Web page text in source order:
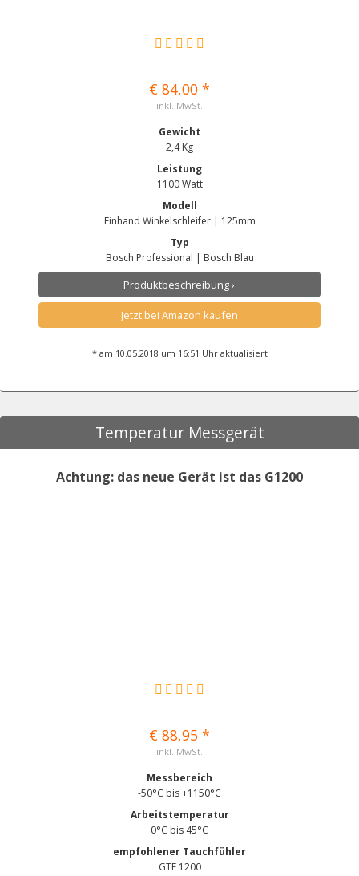
€ 84,00 *
inkl. MwSt.
Gewicht
2,4 Kg
Leistung
1100 Watt
Modell
Einhand Winkelschleifer | 125mm
Typ
Bosch Professional | Bosch Blau
Produktbeschreibung ›
Jetzt bei Amazon kaufen
* am 10.05.2018 um 16:51 Uhr aktualisiert
Temperatur Messgerät
Achtung: das neue Gerät ist das G1200
€ 88,95 *
inkl. MwSt.
Messbereich
-50°C bis +1150°C
Arbeitstemperatur
0°C bis 45°C
empfohlener Tauchfühler
GTF 1200